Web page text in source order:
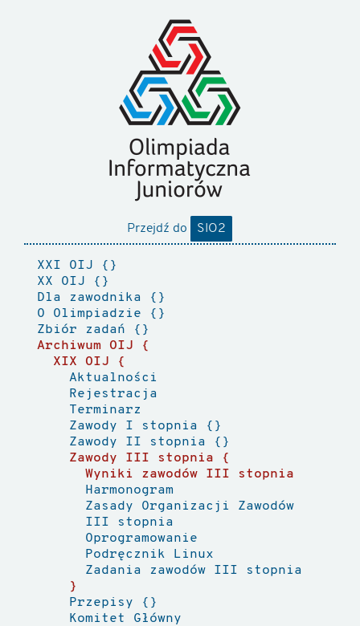
Przejdź do SIO2
XXI OIJ
XX OIJ
Dla zawodnika
O Olimpiadzie
Zbiór zadań
Archiwum OIJ
XIX OIJ
Aktualności
Rejestracja
Terminarz
Zawody I stopnia
Zawody II stopnia
Zawody III stopnia
Wyniki zawodów III stopnia
Harmonogram
Zasady Organizacji Zawodów
III stopnia
Oprogramowanie
Podręcznik Linux
Zadania zawodów III stopnia
Przepisy
Komitet Główny